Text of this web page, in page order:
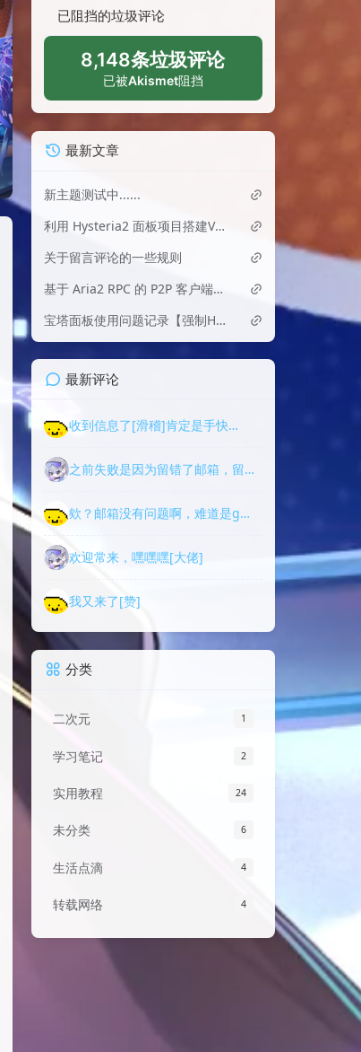
已阻挡的垃圾评论
8,148条垃圾评论
已被Akismet阻挡
最新文章
新主题测试中......
利用 Hysteria2 面板项目搭建VPN
关于留言评论的一些规则
基于 Aria2 RPC 的 P2P 客户端异常检测与 IP 封禁工具
宝塔面板使用问题记录【强制HTTPS】后网站无法访问
最新评论
收到信息了[滑稽]肯定是手快…
之前失败是因为留错了邮箱，留…
欸？邮箱没有问题啊，难道是g…
欢迎常来，嘿嘿嘿[大佬]
我又来了[赞]
分类
二次元 1
学习笔记 2
实用教程 24
未分类 6
生活点滴 4
转载网络 4